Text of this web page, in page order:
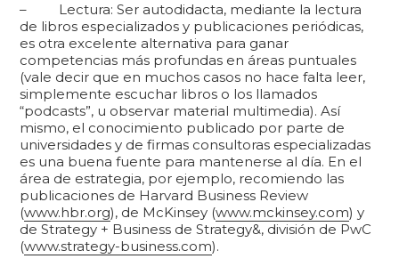
– Lectura: Ser autodidacta, mediante la lectura
de libros especializados y publicaciones periódicas,
es otra excelente alternativa para ganar
competencias más profundas en áreas puntuales
(vale decir que en muchos casos no hace falta leer,
simplemente escuchar libros o los llamados
“podcasts”, u observar material multimedia). Así
mismo, el conocimiento publicado por parte de
universidades y de firmas consultoras especializadas
es una buena fuente para mantenerse al día. En el
área de estrategia, por ejemplo, recomiendo las
publicaciones de Harvard Business Review
(www.hbr.org), de McKinsey (www.mckinsey.com) y
de Strategy + Business de Strategy&, división de PwC
(www.strategy-business.com).